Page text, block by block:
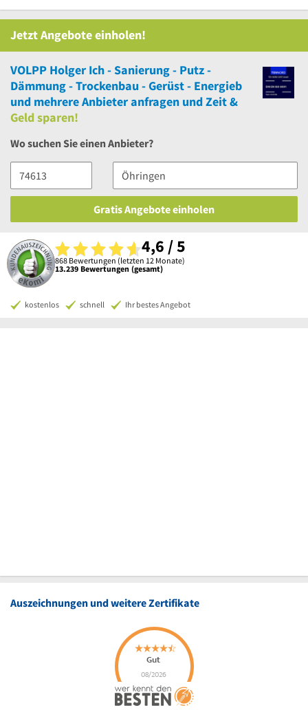
Jetzt Angebote einholen!
VOLPP Holger Ich - Sanierung - Putz -
Dämmung - Trockenbau - Gerüst - Energieb
und mehrereAnbieter anfragen und Zeit &
Geld sparen!
Wo suchen Sie einen Anbieter?
Gratis Angebote einholen
4,6 / 5
868 Bewertungen (letzten 12 Monate)
13.239 Bewertungen (gesamt)
kostenlos schnell Ihr bestes Angebot
Auszeichnungen und weitere Zertifikate